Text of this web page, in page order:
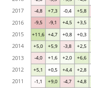
-1,1 +9,0 -4,7 +4,8
+5,1 +0,5 +4,4 +2,8
-4,0 +1,6 +2,0 +6,6
+5,0 +5,9 -3,8 +2,5
+11,6 +4,7 +0,8 +0,3
-9,5 -9,1 +4,5 +3,5
-4,8 +7,3 -0,4 +5,8
2011
2012
2013
2014
2015
2016
2017